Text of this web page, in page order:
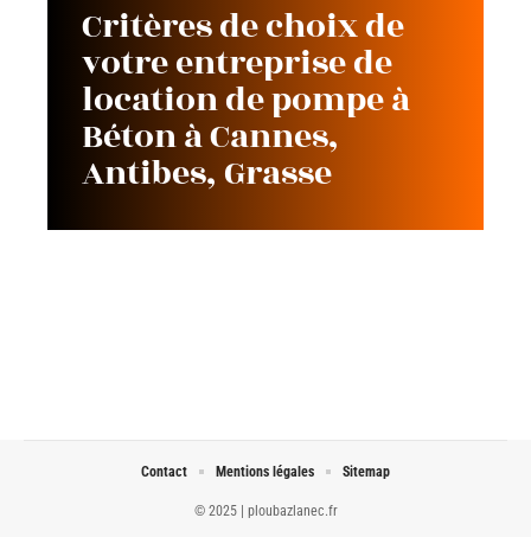
Critères de choix de
votre entreprise de
location de pompe à
Béton à Cannes,
Antibes, Grasse
© 2025 | ploubazlanec.fr
Contact Mentions légales Sitemap